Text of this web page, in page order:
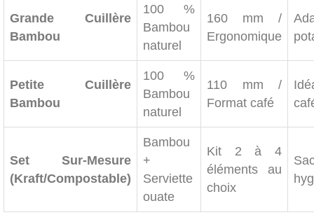
Grande Cuillère
Bambou
100 %
Bambou
naturel
160 mm /
Ergonomique
Petite Cuillère
Bambou
100 %
Bambou
naturel
110 mm /
Format café
Set Sur-Mesure
(Kraft/Compostable)
Bambou
+
Serviette
ouate
Kit 2 à 4
éléments au
choix